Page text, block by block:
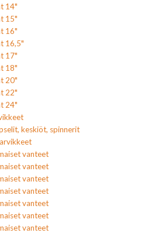
14"
15"
16"
16,5"
17"
18"
20"
22"
24"
keskiöt, spinnerit
vanteet
vanteet
vanteet
vanteet
vanteet
vanteet
vanteet